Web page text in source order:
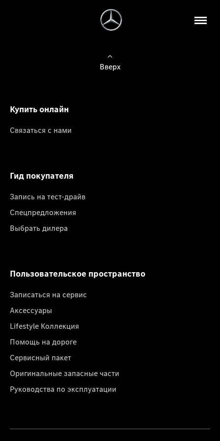
Вверх
Купить онлайн
Связаться с нами
Гид покупателя
Запись на тест-драйв
Спецпредложения
Выбрать дилера
Пользовательское пространство
Записаться на сервис
Аксессуары
Lifestyle Коллекция
Помощь на дороге
Сервисный пакет
Оригинальные запасные части
Руководства по эксплуатации